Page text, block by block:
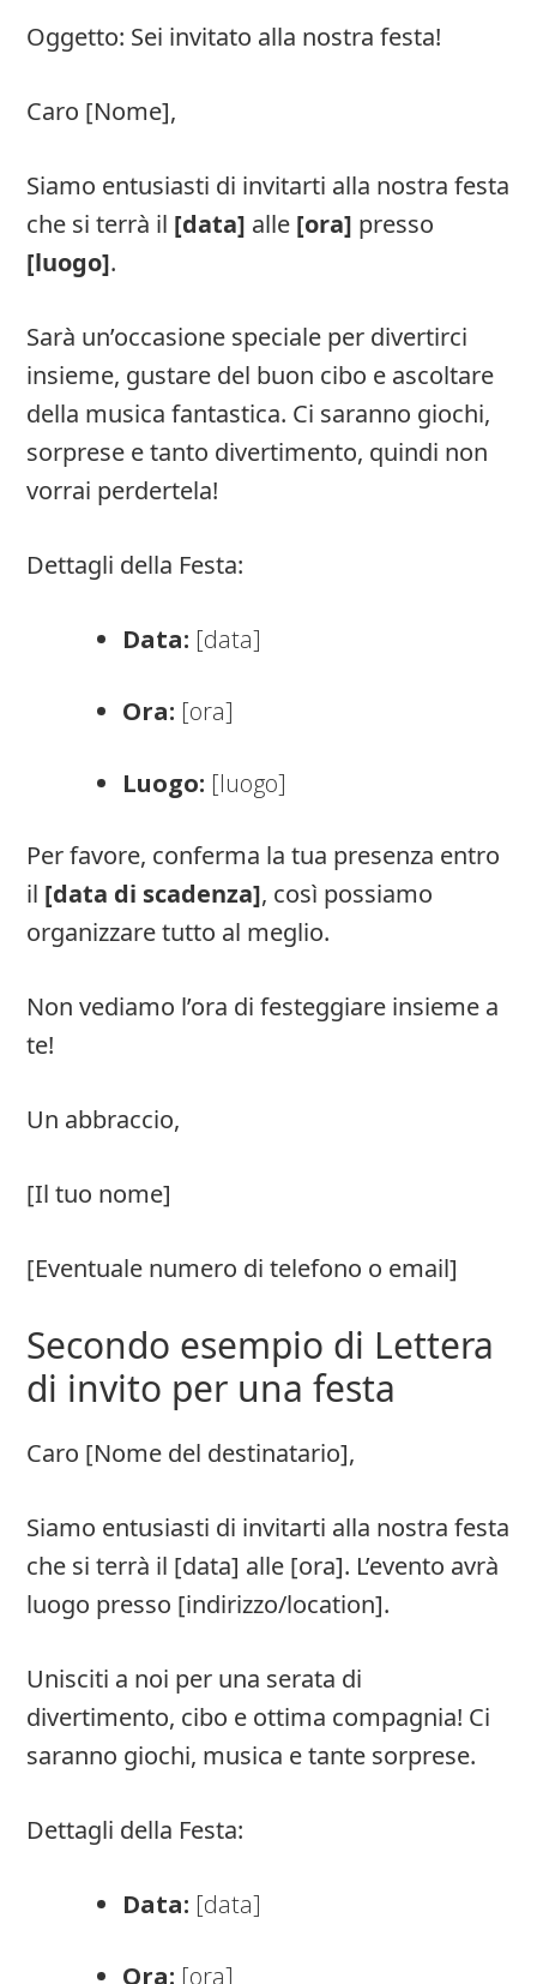
Oggetto: Sei invitato alla nostra festa!
Caro [Nome],
Siamo entusiasti di invitarti alla nostra festa
che si terrà il [data] alle [ora] presso
[luogo].
Sarà un’occasione speciale per divertirci
insieme, gustare del buon cibo e ascoltare
della musica fantastica. Ci saranno giochi,
sorprese e tanto divertimento, quindi non
vorrai perdertela!
Dettagli della Festa:
Data: [data]
Ora: [ora]
Luogo: [luogo]
Per favore, conferma la tua presenza entro
il [data di scadenza], così possiamo
organizzare tutto al meglio.
Non vediamo l’ora di festeggiare insieme a
te!
Un abbraccio,
[Il tuo nome]
[Eventuale numero di telefono o email]
Secondo esempio di Lettera
di invito per una festa
Caro [Nome del destinatario],
Siamo entusiasti di invitarti alla nostra festa
che si terrà il [data] alle [ora]. L’evento avrà
luogo presso [indirizzo/location].
Unisciti a noi per una serata di
divertimento, cibo e ottima compagnia! Ci
saranno giochi, musica e tante sorprese.
Dettagli della Festa:
Data: [data]
Ora: [ora]